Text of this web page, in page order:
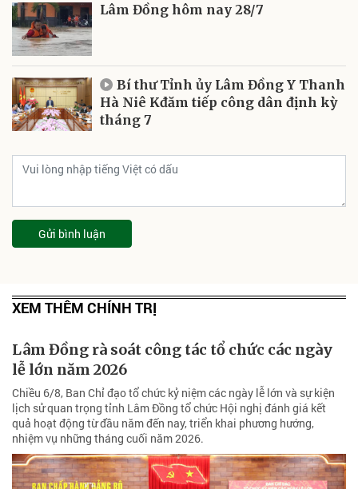
Lâm Đồng hôm nay 28/7
Bí thư Tỉnh ủy Lâm Đồng Y Thanh
Hà Niê Kđăm tiếp công dân định kỳ
tháng 7
Gửi bình luận
XEM THÊM CHÍNH TRỊ
Lâm Đồng rà soát công tác tổ chức các ngày
lễ lớn năm 2026
Chiều 6/8, Ban Chỉ đạo tổ chức kỷ niệm các ngày lễ lớn và sự kiện
lịch sử quan trọng tỉnh Lâm Đồng tổ chức Hội nghị đánh giá kết
quả hoạt động từ đầu năm đến nay, triển khai phương hướng,
nhiệm vụ những tháng cuối năm 2026.